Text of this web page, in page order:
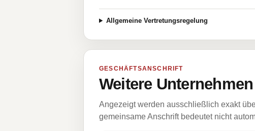
Allgemeine Vertretungsregelung
GESCHÄFTSANSCHRIFT
Weitere
Angezeigt werden ausschließlich exakt
gemeinsame Anschrift bedeutet nicht